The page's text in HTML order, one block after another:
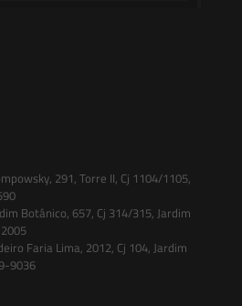
291, Torre II, Cj 1104/1105,
Botânico, 657, Cj 314/315, Jardim
Faria Lima, 2012, Cj 104, Jardim
9036